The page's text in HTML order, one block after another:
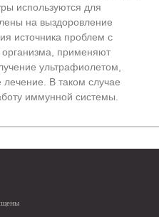
используются для
на выздоровление
источника проблем с
организма, применяют
ультрафиолетом,
В таком случае
иммунной системы.